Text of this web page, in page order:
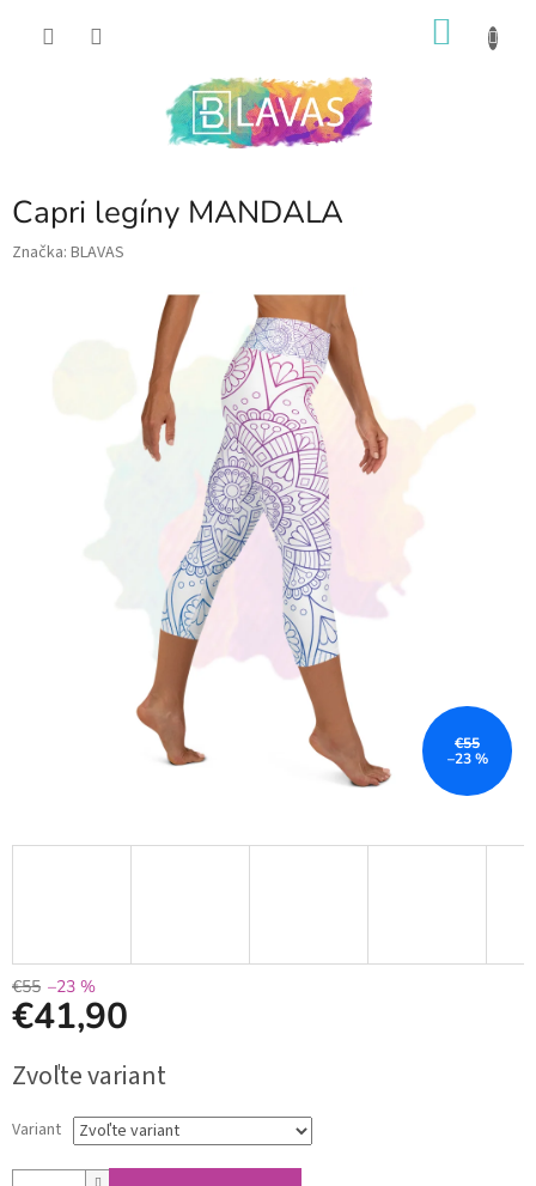
Capri legíny MANDALA
Značka: BLAVAS
€55
–23 %
€55 –23 %
€41,90
cena:
Zvoľte variant
Variant